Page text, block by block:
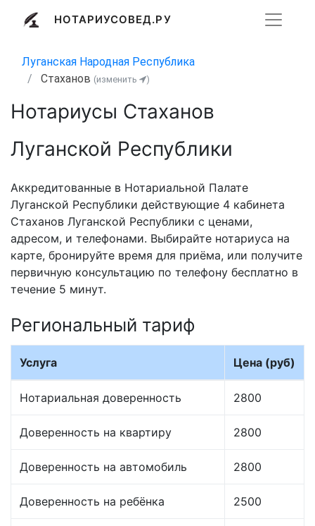
НОТАРИУСОВЕД.РУ
Луганская Народная Республика
Стаханов (изменить )
Нотариусы Стаханов
Луганской Республики
Аккредитованные в Нотариальной Палате
Луганской Республики действующие 4 кабинета
Стаханов Луганской Республики с ценами,
адресом, и телефонами. Выбирайте нотариуса на
карте, бронируйте время для приёма, или получите
первичную консультацию по телефону бесплатно в
течение 5 минут.
Региональный тариф
Услуга Цена (руб)
Нотариальная доверенность 2800
Доверенность на квартиру 2800
Доверенность на автомобиль 2800
Доверенность на ребёнка 2500